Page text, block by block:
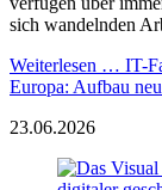
sich wandelnden
Weiterlesen … IT-
Europa: Aufbau
23.06.2026